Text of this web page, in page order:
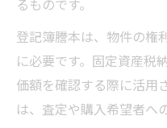
るものです。
登記簿謄本は、物件の権
に必要です。固定資産税
価額を確認する際に活用
は、査定や購入希望者へ